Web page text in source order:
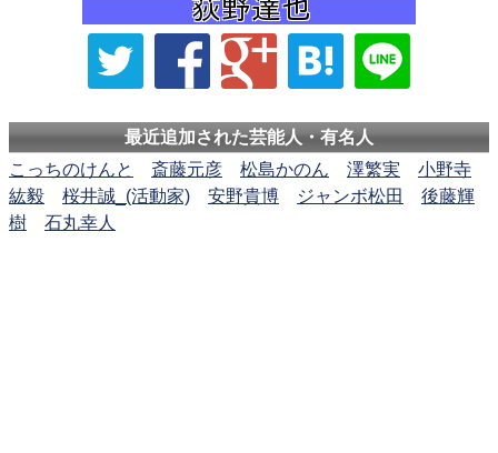
最近追加された芸能人・有名人
こっちのけんと
斎藤元彦 松島かのん 澤繁実
小野寺
紘毅
桜井誠_(活動家) 安野貴博 ジャンボ松田
後藤輝
樹
石丸幸人